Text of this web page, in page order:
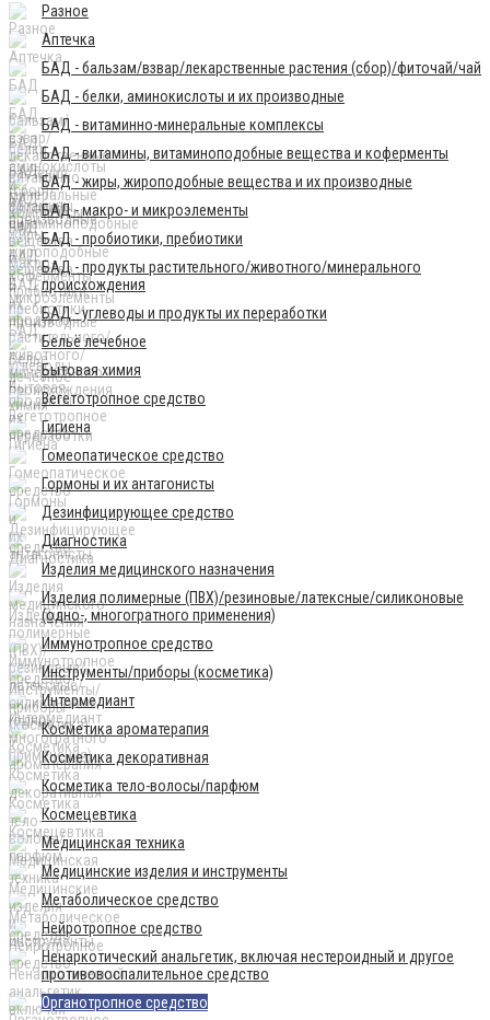
Разное
Аптечка
БАД - бальзам/взвар/лекарственные растения (сбор)/фиточай/чай
БАД - белки, аминокислоты и их производные
БАД - витаминно-минеральные комплексы
БАД - витамины, витаминоподобные вещества и коферменты
БАД - жиры, жироподобные вещества и их производные
БАД - макро- и микроэлементы
БАД - пробиотики, пребиотики
БАД - продукты растительного/животного/минерального
происхождения
БАД - углеводы и продукты их переработки
Бельё лечебное
Бытовая химия
Вегетотропное средство
Гигиена
Гомеопатическое средство
Гормоны и их антагонисты
Дезинфицирующее средство
Диагностика
Изделия медицинского назначения
Изделия полимерные (ПВХ)/резиновые/латексные/силиконовые
(одно-, многогратного применения)
Иммунотропное средство
Инструменты/приборы (косметика)
Интермедиант
Косметика ароматерапия
Косметика декоративная
Косметика тело-волосы/парфюм
Космецевтика
Медицинская техника
Медицинские изделия и инструменты
Метаболическое средство
Нейротропное средство
Ненаркотический анальгетик, включая нестероидный и другое
противовоспалительное средство
Органотропное средство